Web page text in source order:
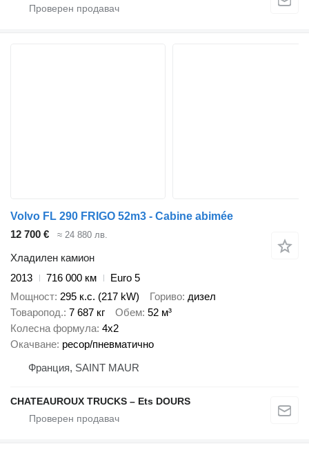
Volvo FL 290 FRIGO 52m3 - Cabine abimée
12 700 €
≈ 24 880 лв.
Хладилен камион
2013
716 000 км
Euro 5
Мощност 295 к.с. (217 kW) Гориво дизел
Товаропод. 7 687 кг Обем 52 м³
Колесна формула 4x2
Окачване ресор/пневматично
Франция, SAINT MAUR
CHATEAUROUX TRUCKS – Ets DOURS